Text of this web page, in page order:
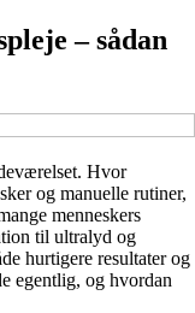
– sådan
Hvor
og manuelle rutiner,
menneskers
til ultralyd og
hurtigere resultater og
egentlig, og hvordan